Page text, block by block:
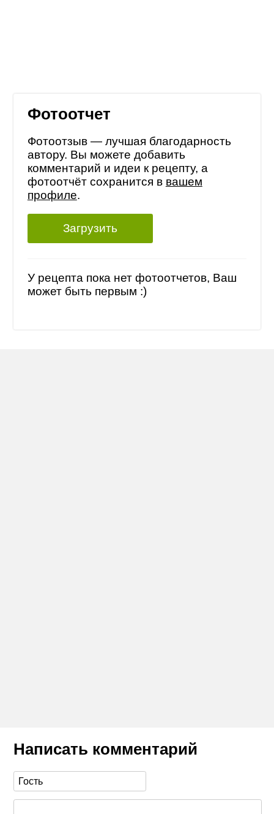
Фотоотчет
Фотоотзыв — лучшая благодарность
автору. Вы можете добавить
комментарий и идеи к рецепту, а
фотоотчёт сохранится в вашем
профиле.
Загрузить
У рецепта пока нет фотоотчетов, Ваш
может быть первым :)
Написать комментарий